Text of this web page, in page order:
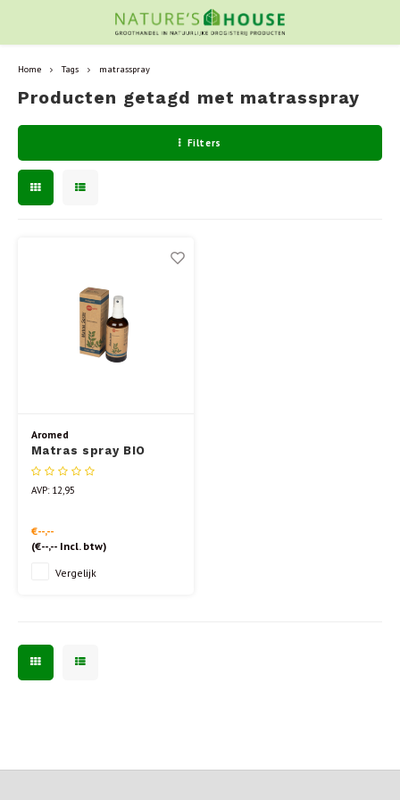
Home Tags matrasspray
Producten getagd met matrasspray
Filters
Aromed
Matras spray BIO
100ml
AVP: 12,95
€--,--
(€--,--Incl. btw)
Vergelijk